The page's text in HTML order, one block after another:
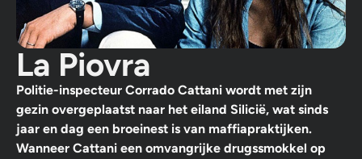
La Piovra
Politie-inspecteur Corrado Cattani wordt met zijn
gezin overgeplaatst naar het eiland Silicië, wat sinds
jaar en dag een broeinest is van maffiapraktijken.
Wanneer Cattani een omvangrijke drugssmokkel op